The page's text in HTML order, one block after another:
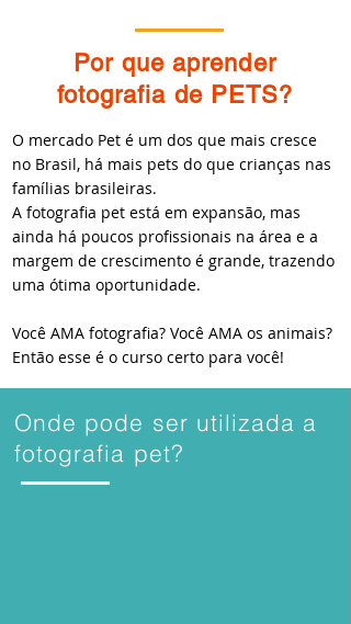
Por que aprender
fotografia de PETS?
O mercado Pet é um dos que mais cresce
no Brasil, há mais pets do que crianças nas
famílias brasileiras.
A fotografia pet está em expansão, mas
ainda há poucos profissionais na área e a
margem de crescimento é grande, trazendo
uma ótima oportunidade.
Você AMA fotografia? Você AMA os animais?
Então esse é o curso certo para você!
Onde pode ser utilizada a
fotografia pet?